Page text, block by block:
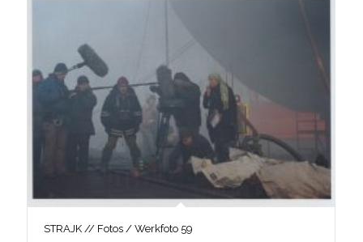
STRAJK // Fotos / Werkfoto 59